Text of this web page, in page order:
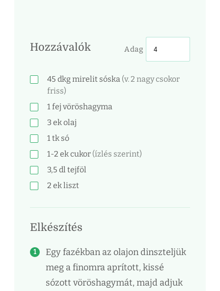
Hozzávalók Adag
45 dkgmirelit sóska (v. 2 nagy csokor
friss)
1fej vöröshagyma
3 ekolaj
1tk só
1-2 ekcukor (ízlés szerint)
3,5 dl tejföl
2 ekliszt
Elkészítés
Egy fazékban az olajon dinszteljük
meg a finomra aprított, kissé
sózott vöröshagymát, majd adjuk